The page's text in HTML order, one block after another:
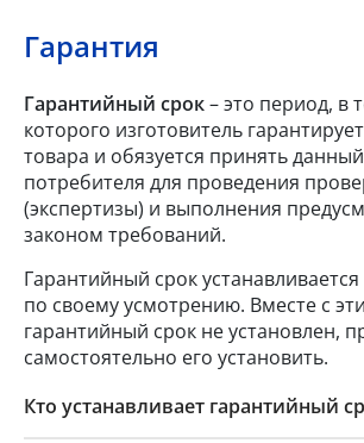
Гарантия
Гарантийный срок– это период, в
которого изготовитель
товара и обязуется принять
потребителя для проведения
(экспертизы) и выполнения
законом требований.
Гарантийный срок
по своему усмотрению. Вместе с
гарантийный срок не установлен,
самостоятельно его установить.
Кто устанавливает гарантийный